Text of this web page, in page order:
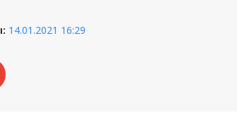
14.01.2021 16:29